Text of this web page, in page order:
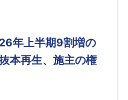
年上半期9割増の
再生、施主の権